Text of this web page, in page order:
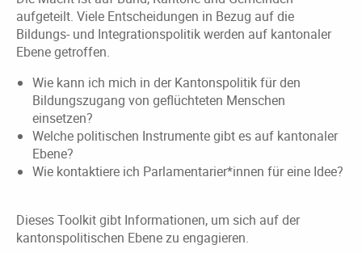
aufgeteilt. Viele Entscheidungen in Bezug auf die
Bildungs- und Integrationspolitik werden auf kantonaler
Ebene getroffen.
Wie kann ich mich in der Kantonspolitik für den
Bildungszugang von geflüchteten Menschen
einsetzen?
Welche politischen Instrumente gibt es auf kantonaler
Ebene?
Wie kontaktiere ich Parlamentarier*innen für eine Idee?
Dieses Toolkit gibt Informationen, um sich auf der
kantonspolitischen Ebene zu engagieren.